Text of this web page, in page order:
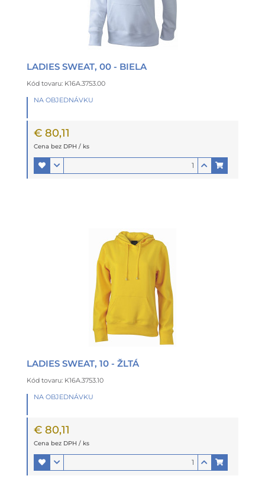
LADIES SWEAT, 00 - BIELA
Kód tovaru: K16A.3753.00
NA OBJEDNÁVKU
€ 80,11
Cena bez DPH / ks
LADIES SWEAT, 10 - ŽLTÁ
Kód tovaru: K16A.3753.10
NA OBJEDNÁVKU
€ 80,11
Cena bez DPH / ks